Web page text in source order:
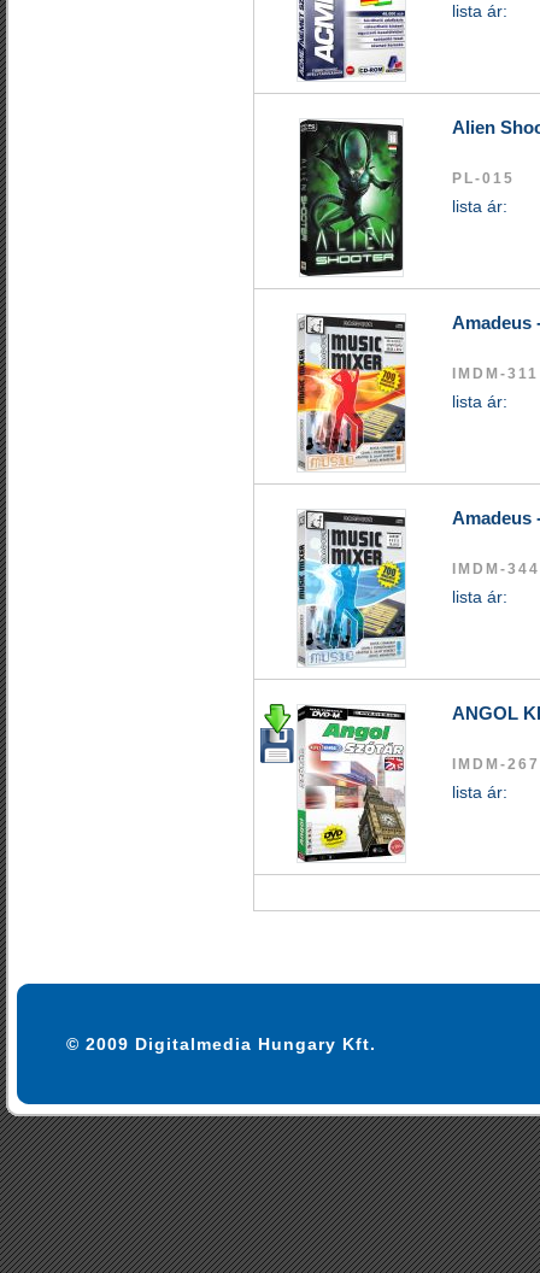
lista ár:
Alien
PL-015
lista ár:
Amadeus
IMDM-311
lista ár:
Amadeus
IMDM-344
lista ár:
ANGOL
IMDM-
lista ár:
© 2009 Digitalmedia Hungary Kft.